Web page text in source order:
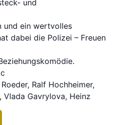
und
und ein wertvolles
dabei die Polizei – Freuen
Ralf Hochheimer,
Vlada Gavrylova, Heinz